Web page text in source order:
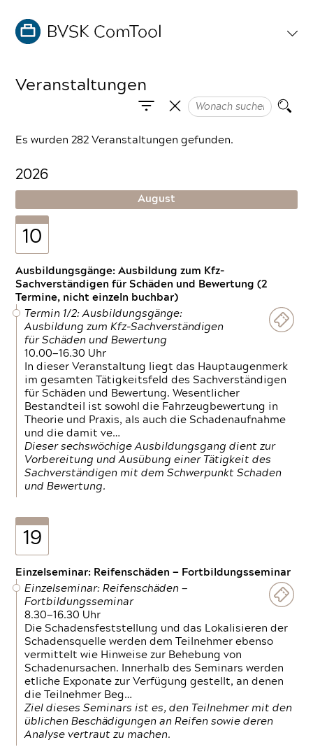
Veranstaltungen
Es wurden 282 Veranstaltungen gefunden.
2026
August
10
Ausbildungsgänge: Ausbildung zum Kfz-
Sachverständigen für Schäden und Bewertung (2
Termine, nicht einzeln buchbar)
Termin 1/2: Ausbildungsgänge:
Ausbildung zum Kfz-Sachverständigen
für Schäden und Bewertung
10.00—16.30 Uhr
In dieser Veranstaltung liegt das Hauptaugenmerk
im gesamten Tätigkeitsfeld des Sachverständigen
für Schäden und Bewertung. Wesentlicher
Bestandteil ist sowohl die Fahrzeugbewertung in
Theorie und Praxis, als auch die Schadenaufnahme
und die damit ve…
Dieser sechswöchige Ausbildungsgang dient zur
Vorbereitung und Ausübung einer Tätigkeit des
Sachverständigen mit dem Schwerpunkt Schaden
und Bewertung.
19
Einzelseminar: Reifenschäden — Fortbildungsseminar
Einzelseminar: Reifenschäden —
Fortbildungsseminar
8.30—16.30 Uhr
Die Schadensfeststellung und das Lokalisieren der
Schadensquelle werden dem Teilnehmer ebenso
vermittelt wie Hinweise zur Behebung von
Schadenursachen. Innerhalb des Seminars werden
etliche Exponate zur Verfügung gestellt, an denen
die Teilnehmer Beg…
Ziel dieses Seminars ist es, den Teilnehmer mit den
üblichen Beschädigungen an Reifen sowie deren
Analyse vertraut zu machen.